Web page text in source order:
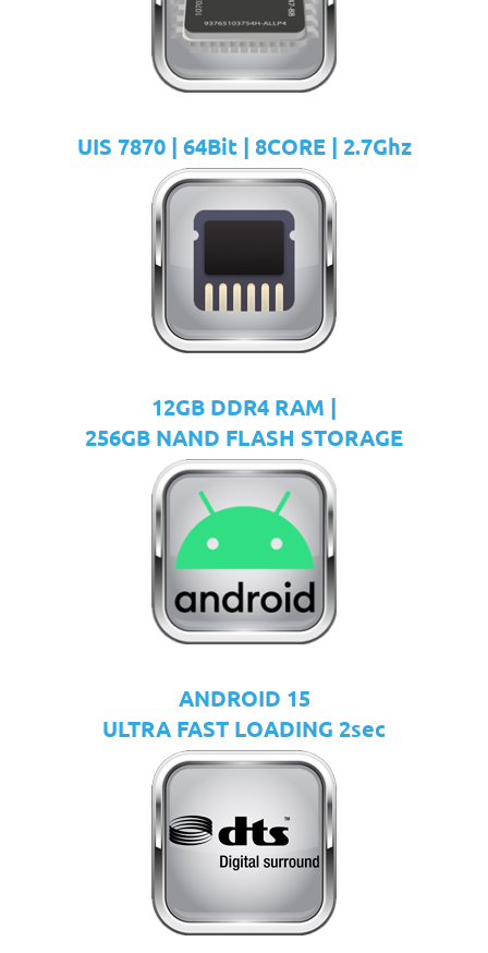
UIS 7870 | 64Bit | 8CORE | 2.7Ghz
12GB DDR4 RAM |
256GB NAND FLASH STORAGE
ANDROID 15
ULTRA FAST LOADING 2sec